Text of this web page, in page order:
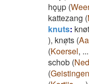
hǫu̯p (
kattezang (
knuts:
), knø̜ts (
(Koersel, ...
schob (
(Geistingen